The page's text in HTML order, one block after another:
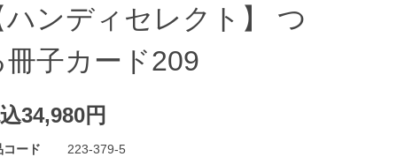
ハンディセレクト】 つ
冊子カード209
34,980円
コード
223-379-5